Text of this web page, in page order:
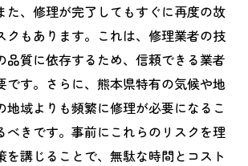
た、修理が完了してもすぐに再度の故
クもあります。これは、修理業者の技
品質に依存するため、信頼できる業者
です。さらに、熊本県特有の気候や地
地域よりも頻繁に修理が必要になるこ
べきです。事前にこれらのリスクを理
を講じることで、無駄な時間とコスト